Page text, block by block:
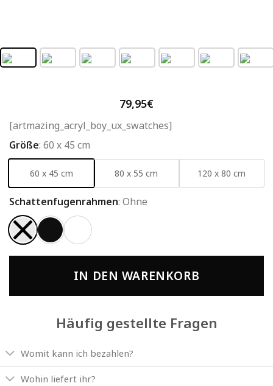
79,95€
[artmazing_acryl_boy_ux_swatches]
Größe: 60 x 45 cm
60 x 45 cm 80 x 55 cm 120 x 80 cm
Schattenfugenrahmen: Ohne
IN DEN WARENKORB
Häufig gestellte Fragen
Womit kann ich bezahlen?
Wohin liefert ihr?